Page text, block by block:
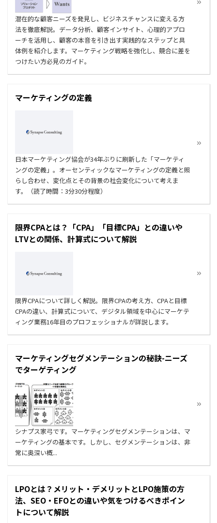
潜在的な顧客ニーズを発見し、ビジネスチャンスに変える方
法を徹底解説。データ分析、顧客インサイト、心理的アプロ
ーチを活用し、顧客の本音を引き出す実践的なステップと具
体例を紹介します。マーケティング戦略を強化し、競合に差を
つけたい方必見のガイド。
マーケティングの定義
日本マーケティング協会が34年ぶりに刷新した「マーケティ
ングの定義」。オーセンティックなマーケティングの定義と照
らし合わせ、変化点とその背景の社会変化について考えま
す。（読了時間：3分30分程度）
限界CPAとは？「CPA」「目標CPA」との違いや
LTVとの関係、計算式について解説
限界CPAについて詳しく解説。限界CPAの考え方、CPAと目標
CPAの違い、計算式について、デジタル領域を中心にマーケテ
ィング業務16年目のプロフェッショナルが詳説します。
マーケティングセグメンテーションの秘訣-ニーズ
でターゲティング
シナプス家弓です。マーケティングセグメンテーションは、マ
ーケティングの基本です。しかし、セグメンテーションは、非
常に奥深い概...
LPOとは？メリット・デメリットとLPO施策の方
法、SEO・EFOとの違いや気をつけるべきポイン
トについて解説